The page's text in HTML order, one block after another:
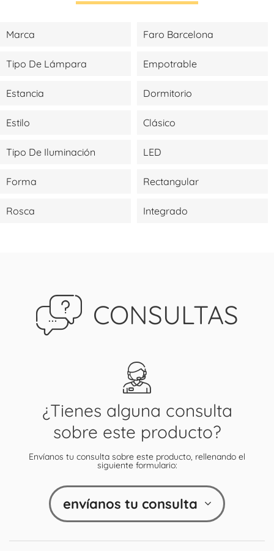
Marca Faro Barcelona
Tipo De Lámpara Empotrable
Estancia Dormitorio
Estilo Clásico
Tipo De Iluminación LED
Forma Rectangular
Rosca Integrado
CONSULTAS
¿Tienes alguna consulta
sobre este producto?
Envíanos tu consulta sobre este producto, rellenando el
siguiente formulario:
envíanos tu consulta